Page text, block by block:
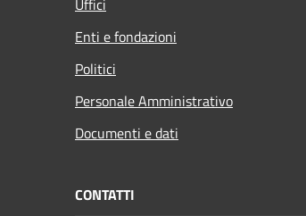
Uffici
Enti e fondazioni
Politici
Personale Amministrativo
Documenti e dati
CONTATTI